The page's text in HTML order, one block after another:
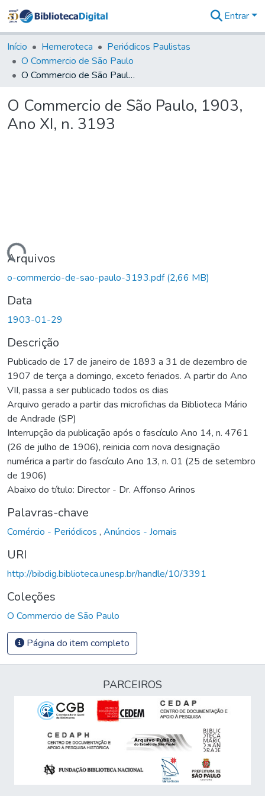
&
Coleções
Tudo na
Biblioteca
Estatísticas
Entrar
Início Hemeroteca
Periódicos Paulistas
O Commercio de São Paulo
O Commercio de São Paulo, 1903, Ano XI, n. 3193
O Commercio de São Paulo, 1903,
Ano XI, n. 3193
Arquivos
o-commercio-de-sao-paulo-3193.pdf(2,66 MB)
Data
1903-01-29
Descrição
Publicado de 17 de janeiro de 1893 a 31 de dezembro de
1907 de terça a domingo, exceto feriados. A partir do Ano
VII, passa a ser publicado todos os dias
Arquivo gerado a partir das microfichas da Biblioteca Mário
de Andrade (SP)
Interrupção da publicação após o fascículo Ano 14, n. 4761
(26 de julho de 1906), reinicia com nova designação
numérica a partir do fascículo Ano 13, n. 01 (25 de setembro
de 1906)
Abaixo do título: Director - Dr. Affonso Arinos
Palavras-chave
Comércio - Periódicos , Anúncios - Jornais
URI
http://bibdig.biblioteca.unesp.br/handle/10/3391
Coleções
O Commercio de São Paulo
Página do item completo
PARCEIROS